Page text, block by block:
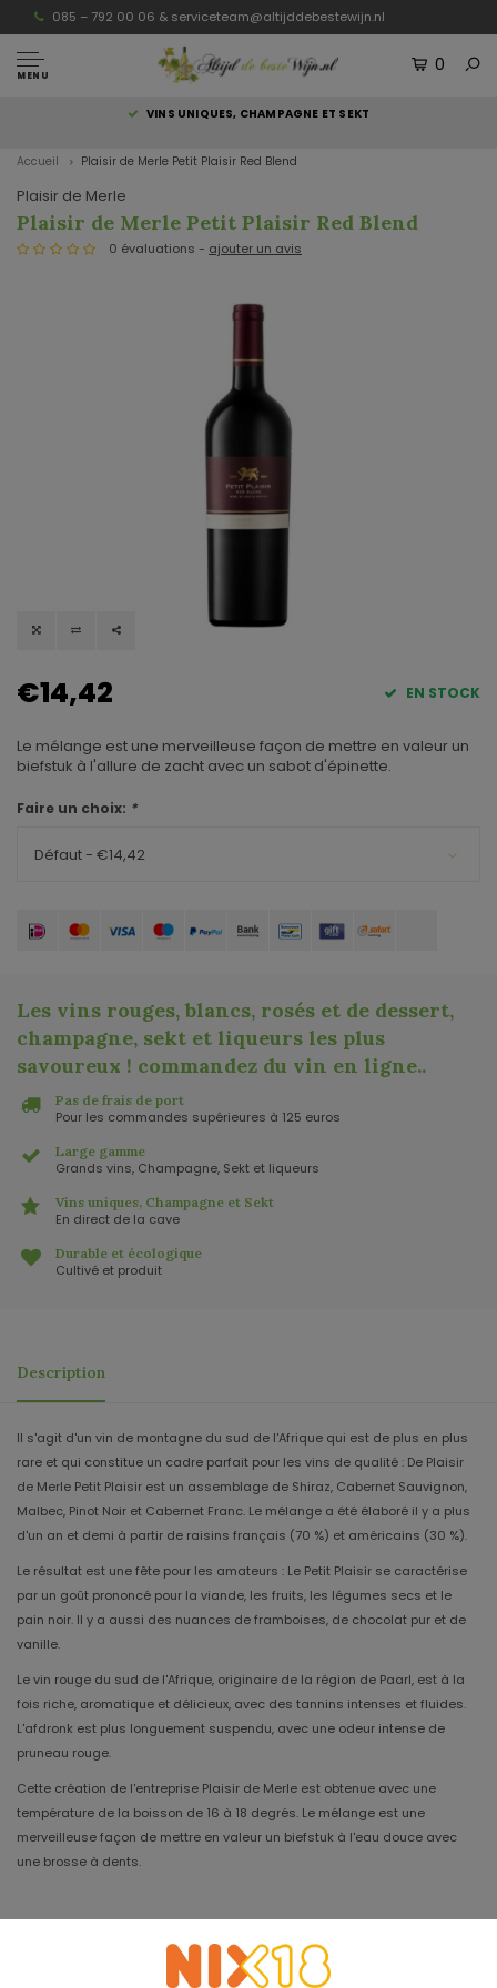
085 – 792 00 06 & serviceteam@altijddebestewijn.nl
MENU
0
VINS UNIQUES, CHAMPAGNE ET SEKT
Accueil Plaisir de Merle Petit Plaisir Red Blend
Plaisir de Merle
Plaisir de Merle Petit Plaisir Red Blend
0 évaluations - ajouter un avis
€14,42 EN STOCK
Le mélange est une merveilleuse façon de mettre en valeur un
biefstuk à l'allure de zacht avec un sabot d'épinette.
Faire un choix: *
Défaut - €14,42
Les vins rouges, blancs, rosés et de dessert,
champagne, sekt et liqueurs les plus
savoureux ! commandez du vin en ligne..
Pas de frais de port
Pour les commandes supérieures à 125 euros
Large gamme
Grands vins, Champagne, Sekt et liqueurs
Vins uniques, Champagne et Sekt
En direct de la cave
Durable et écologique
Cultivé et produit
Description
Il s'agit d'un vin de montagne du sud de l'Afrique qui est de plus en plus
rare et qui constitue un cadre parfait pour les vins de qualité : De Plaisir
de Merle Petit Plaisir est un assemblage de Shiraz, Cabernet Sauvignon,
Malbec, Pinot Noir et Cabernet Franc. Le mélange a été élaboré il y a plus
d'un an et demi à partir de raisins français (70 %) et américains (30 %).
Le résultat est une fête pour les amateurs : Le Petit Plaisir se caractérise
par un goût prononcé pour la viande, les fruits, les légumes secs et le
pain noir. Il y a aussi des nuances de framboises, de chocolat pur et de
vanille.
Le vin rouge du sud de l'Afrique, originaire de la région de Paarl, est à la
fois riche, aromatique et délicieux, avec des tannins intenses et fluides.
L'afdronk est plus longuement suspendu, avec une odeur intense de
pruneau rouge.
Cette création de l'entreprise Plaisir de Merle est obtenue avec une
température de la boisson de 16 à 18 degrés. Le mélange est une
merveilleuse façon de mettre en valeur un biefstuk à l'eau douce avec
une brosse à dents.
2020
2027